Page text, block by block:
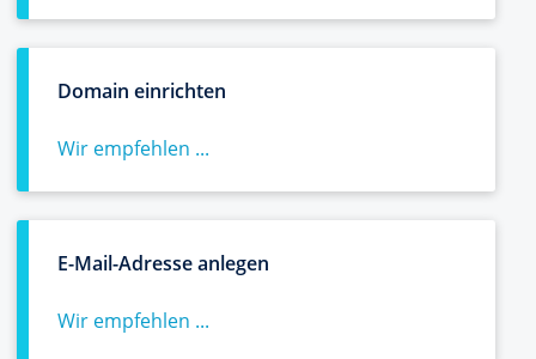
Domain einrichten
Wir empfehlen ...
E-Mail-Adresse anlegen
Wir empfehlen ...